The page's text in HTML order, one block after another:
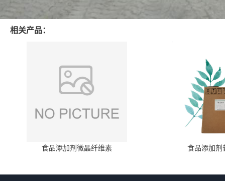
相关产品：
食品添加剂微晶纤维素 食品添加剂